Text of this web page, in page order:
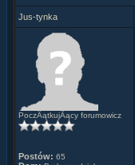
Jus-tynka
PoczÂątkujÂący forumowicz
Postów: 65